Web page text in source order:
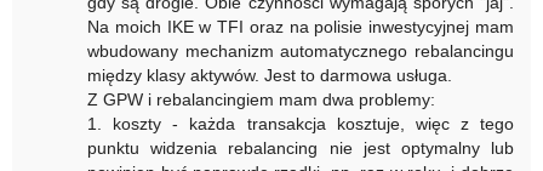
Na moich IKE w TFI oraz na polisie inwestycyjnej mam
wbudowany mechanizm automatycznego rebalancingu
między klasy aktywów. Jest to darmowa usługa.
Z GPW i rebalancingiem mam dwa problemy:
1. koszty - każda transakcja kosztuje, więc z tego
punktu widzenia rebalancing nie jest optymalny lub